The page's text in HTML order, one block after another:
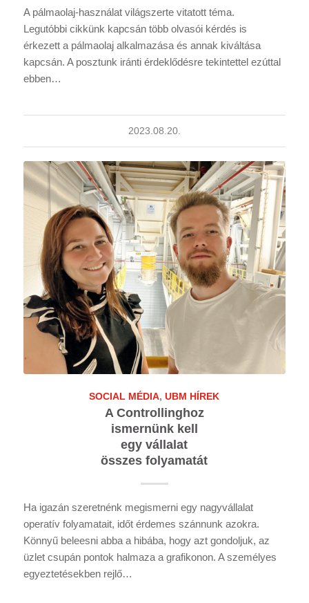
A pálmaolaj-használat világszerte vitatott téma.
Legutóbbi cikkünk kapcsán több olvasói kérdés is
érkezett a pálmaolaj alkalmazása és annak kiváltása
kapcsán. A posztunk iránti érdeklődésre tekintettel ezúttal
ebben…
2023.08.20.
SOCIAL MÉDIA,UBM HÍREK
A Controllinghoz
ismernünk kell
egy vállalat
összes folyamatát
Ha igazán szeretnénk megismerni egy nagyvállalat
operatív folyamatait, időt érdemes szánnunk azokra.
Könnyű beleesni abba a hibába, hogy azt gondoljuk, az
üzlet csupán pontok halmaza a grafikonon. A személyes
egyeztetésekben rejlő…